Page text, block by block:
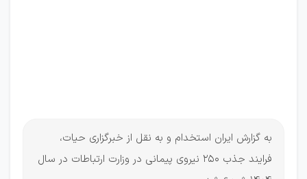
به گزارش ایران استخدام و به نقل از خبرگزاری حیات،
فرایند جذب ۲۵۰ نیروی پیمانی در وزارت ارتباطات در سال